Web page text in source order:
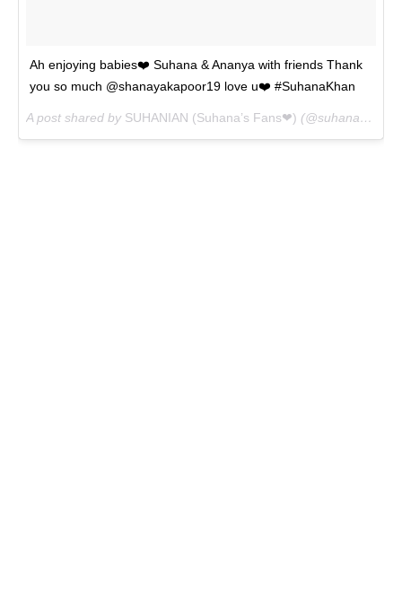
Ah enjoying babies❤️ Suhana & Ananya with friends Thank
you so much @shanayakapoor19 love u❤️ #SuhanaKhan
A post shared by SUHANIAN (Suhana’s Fans❤) (@suhanakhanx) on